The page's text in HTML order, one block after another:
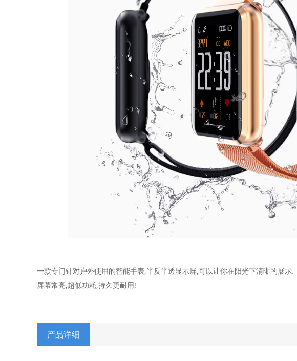
一款专门针对户外使用的智能手表,半反半透显示屏,可以让你在阳光下清晰的展示.
屏幕常亮,超低功耗,持久更耐用!
产品详细